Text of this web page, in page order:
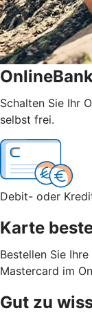
Schalten Sie Ihr
selbst frei.
Debit- oder
Karte
Bestellen Sie
Mastercard im
Gut zu